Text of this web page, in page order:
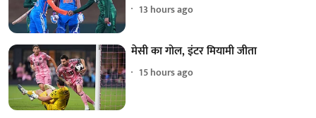
13 hours ago
मेसी का गोल, इंटर मियामी जीता
15 hours ago